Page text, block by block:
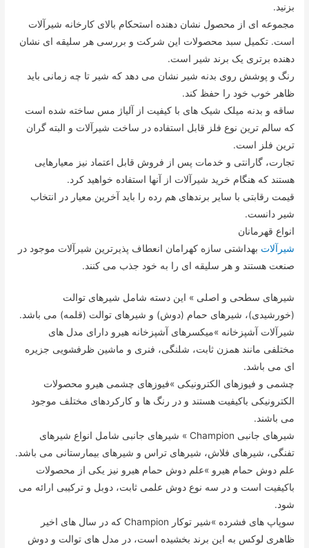
بزنید.
مجموعه ای از محصول نشان دهنده استحکام بالای کارخانه شیرآلات
است. تکمیل سبد محصولات این شرکت و بررسی هر سلیقه ای نشان
دهنده برتری یک برند شیر است.
رنگ و پوشش روی بدنه شیر نشان می دهد که شیر تا چه زمانی باید
ظاهر خوب خود را حفظ کند.
ساقه و بدنه میلک شیک های با کیفیت از آلیاژ مس ساخته شده است
که سالم ترین نوع فلز قابل استفاده در ساخت شیرآلات و البته گران
ترین فلز است.
تجارت، گارانتی و خدمات پس از فروش قابل اعتماد نیز معیارهایی
هستند که هنگام خرید شیرآلات از آنها استفاده خواهید کرد.
قیمت رقابتی با سایر برندهای هم رده را باید آخرین معیار در انتخاب
شیر دانست.
انواع قهرمانان
شیرآلات بهداشتی سازه کهرامان انعطاف پذیرترین شیرآلات موجود در
صنعت هستند و هر سلیقه ای را به خود جذب می کنند.
شیرهای سطحی و اصلی » این دسته شامل شیرهای توالت
(خورشیدی)، شیرهای حمام (دوش) و شیرهای توالت (قلمه) می باشد.
شیرآلات آشپزخانه »میکسرهای آشپزخانه هیرو دارای مدل های
مختلفی مانند همزن ثابت، شلنگی، فنری و ماشین ظرفشویی جزیره
ای می باشد.
چشمی و فیوزهای الکترونیکی »فیوزهای چشمی هیرو محصولات
الکترونیکی باکیفیت هستند و در رنگ ها و کارکردهای مختلف موجود
می باشند.
شیرهای جانبی Champion » شیرهای جانبی شامل انواع شیرهای
تفنگی، شیرهای فلاش، شیرهای تراس و شیرهای بیمارستانی می باشد.
علم دوش حمام هیرو »علم دوش حمام هیرو نیز یکی از محصولات
باکیفیت است و در سه نوع دوش علمی ثابت، دوبل و ترکیبی ارائه می
شود.
سوپاپ های فشرده »شیر توکار Champion که در سال های اخیر
ظاهری لوکس به این برند بخشیده است، در مدل های توالت و دوش